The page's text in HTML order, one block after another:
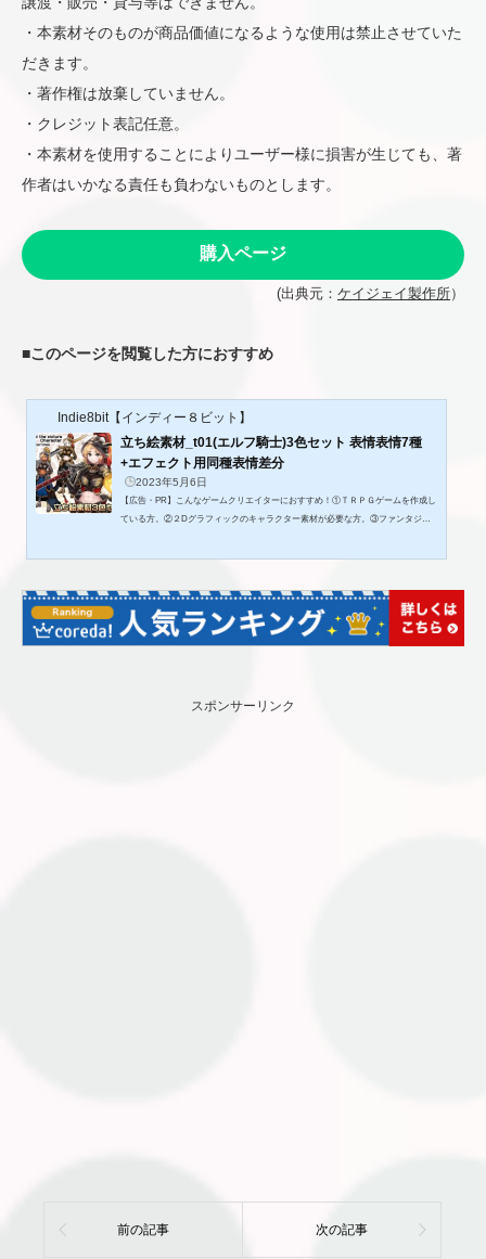
・本素材そのものが商品価値になるような使用は禁止させていた
だきます。
・著作権は放棄していません。
・クレジット表記任意。
・本素材を使用することによりユーザー様に損害が生じても、著
作者はいかなる責任も負わないものとします。
購入ページ
(出典元： ケイジェイ製作所）
■このページを閲覧した方におすすめ
Indie8bit【インディー８ビット】
立ち絵素材_t01(エルフ騎士)3色セット 表情表情7種
+エフェクト用同種表情差分
2023年5月6日
【広告・PR】こんなゲームクリエイターにおすすめ！①ＴＲＰＧゲームを作成し
ている方。②２Dグラフィックのキャラクター素材が必要な方。③ファンタジーの
ってください。【商品内容】サイズ:1338×1934pxファイル形式:背景透過PNG(zip
形式)セット内容:通常表情7種+エフェクト用表情7種 カラーバリエーション3...
スポンサーリンク
前の記事 次の記事